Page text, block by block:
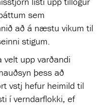
sem
að á næstu vikum til
stigum.
velt upp varðandi
þess að
vstj hefur heimild til
í verndarflokki, ef